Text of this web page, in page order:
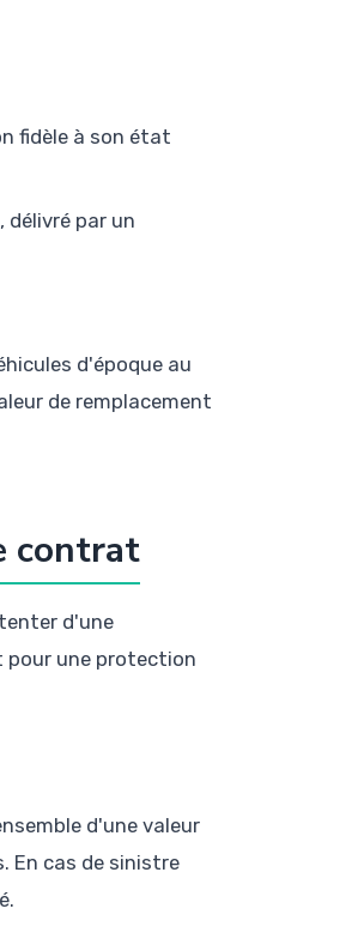
fidèle à son état
, délivré par un
d'époque au
de remplacement
contrat
d'une
pour une protection
d'une valeur
En cas de sinistre